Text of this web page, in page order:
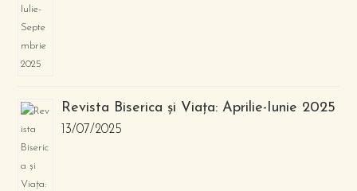
Revista Biserica și Viața: Aprilie-Iunie 2025
13/07/2025